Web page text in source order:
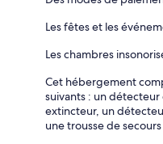
Les fêtes et les
Les chambres
Cet hébergement
suivants : un
extincteur, un
une trousse de secours